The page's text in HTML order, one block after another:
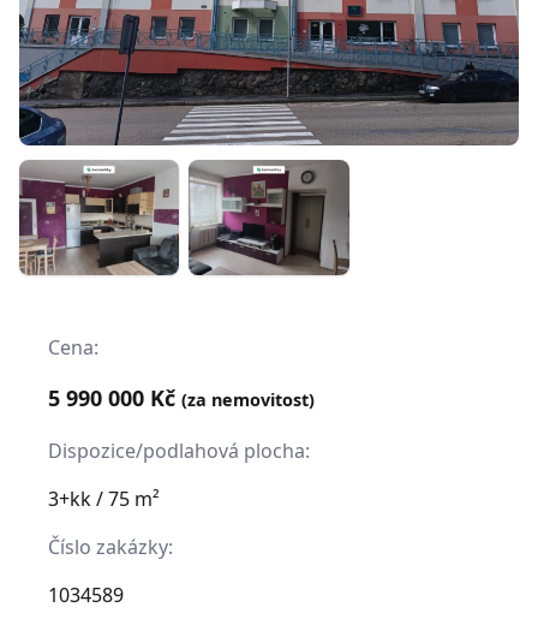
Cena:
5 990 000 Kč (za nemovitost)
Dispozice/podlahová plocha:
3+kk / 75 m²
Číslo zakázky:
1034589